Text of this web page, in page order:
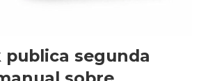
segunda